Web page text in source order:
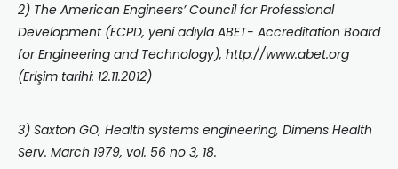
2) The American Engineers’ Council for Professional
Development (ECPD, yeni adıyla ABET- Accreditation Board
for Engineering and Technology), http://www.abet.org
(Erişim tarihi: 12.11.2012)
3) Saxton GO, Health systems engineering, Dimens Health
Serv. March 1979, vol. 56 no 3, 18.